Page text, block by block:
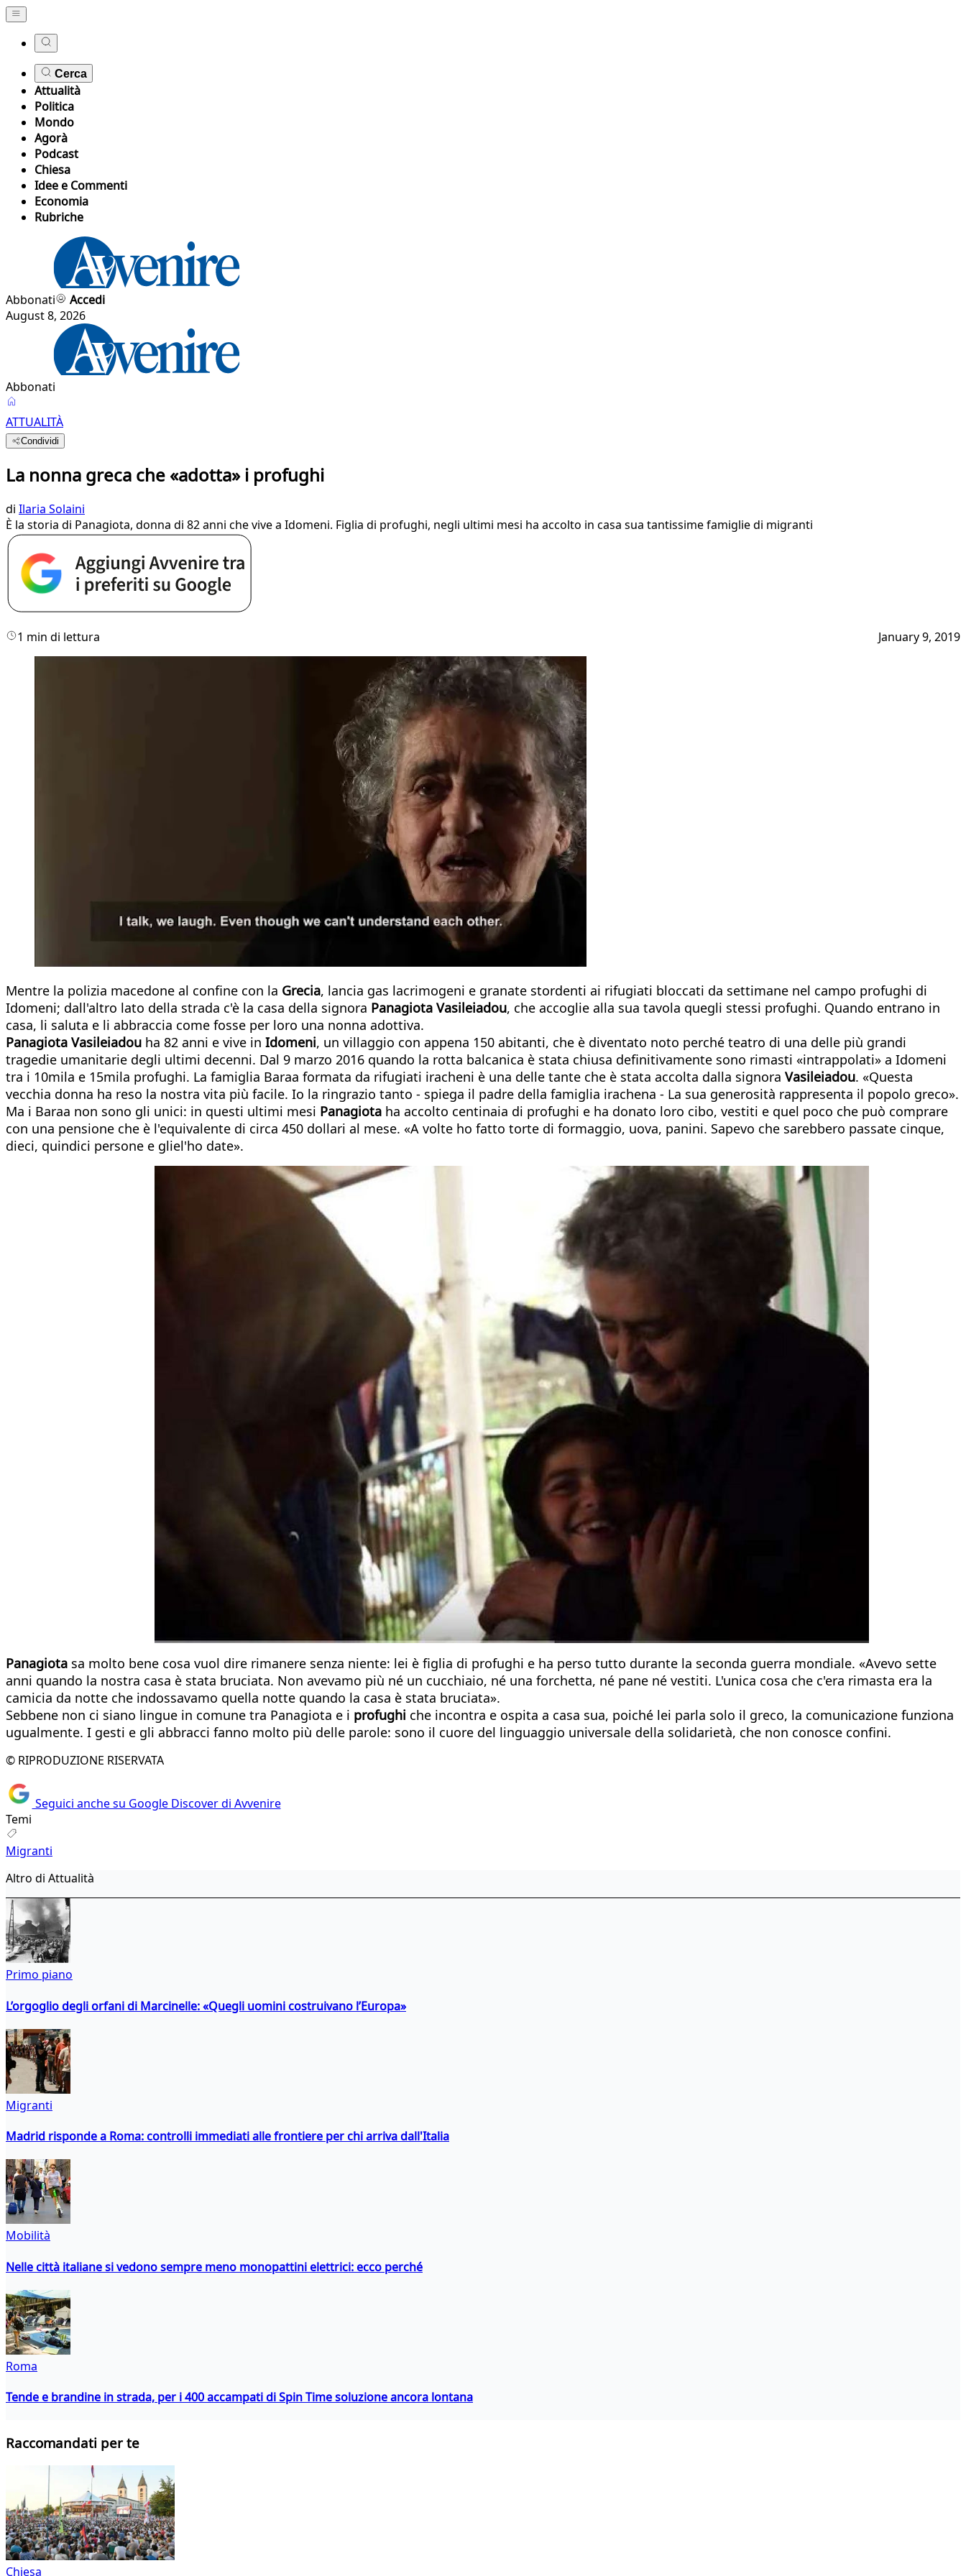
Cerca
Attualità
Politica
Mondo
Agorà
Podcast
Chiesa
Idee e Commenti
Economia
Rubriche
Abbonati
Accedi
August 8, 2026
Abbonati
ATTUALITÀ
Condividi
La nonna greca che «adotta» i profughi
di Ilaria Solaini
È la storia di Panagiota, donna di 82 anni che vive a Idomeni. Figlia di profughi, negli ultimi mesi ha accolto in casa sua tantissime famiglie di migranti
1 min di lettura January 9, 2019
Mentre la polizia macedone al confine con la Grecia, lancia gas lacrimogeni e granate stordenti ai rifugiati bloccati da settimane nel campo profughi di
Idomeni; dall'altro lato della strada c'è la casa della signora Panagiota Vasileiadou, che accoglie alla sua tavola quegli stessi profughi. Quando entrano in
casa, li saluta e li abbraccia come fosse per loro una nonna adottiva.
Panagiota Vasileiadou ha 82 anni e vive in Idomeni, un villaggio con appena 150 abitanti, che è diventato noto perché teatro di una delle più grandi
tragedie umanitarie degli ultimi decenni. Dal 9 marzo 2016 quando la rotta balcanica è stata chiusa definitivamente sono rimasti «intrappolati» a Idomeni
tra i 10mila e 15mila profughi. La famiglia Baraa formata da rifugiati iracheni è una delle tante che è stata accolta dalla signora Vasileiadou. «Questa
vecchia donna ha reso la nostra vita più facile. Io la ringrazio tanto - spiega il padre della famiglia irachena - La sua generosità rappresenta il popolo greco».
Ma i Baraa non sono gli unici: in questi ultimi mesi Panagiota ha accolto centinaia di profughi e ha donato loro cibo, vestiti e quel poco che può comprare
con una pensione che è l'equivalente di circa 450 dollari al mese. «A volte ho fatto torte di formaggio, uova, panini. Sapevo che sarebbero passate cinque,
dieci, quindici persone e gliel'ho date».
Panagiota sa molto bene cosa vuol dire rimanere senza niente: lei è figlia di profughi e ha perso tutto durante la seconda guerra mondiale. «Avevo sette
anni quando la nostra casa è stata bruciata. Non avevamo più né un cucchiaio, né una forchetta, né pane né vestiti. L'unica cosa che c'era rimasta era la
camicia da notte che indossavamo quella notte quando la casa è stata bruciata».
Sebbene non ci siano lingue in comune tra Panagiota e i profughi che incontra e ospita a casa sua, poiché lei parla solo il greco, la comunicazione funziona
ugualmente. I gesti e gli abbracci fanno molto più delle parole: sono il cuore del linguaggio universale della solidarietà, che non conosce confini.
© RIPRODUZIONE RISERVATA
Seguici anche su Google Discover di Avvenire
Temi
Migranti
Altro di Attualità
Primo piano
L’orgoglio degli orfani di Marcinelle: «Quegli uomini costruivano l’Europa»
Migranti
Madrid risponde a Roma: controlli immediati alle frontiere per chi arriva dall'Italia
Mobilità
Nelle città italiane si vedono sempre meno monopattini elettrici: ecco perché
Roma
Tende e brandine in strada, per i 400 accampati di Spin Time soluzione ancora lontana
Raccomandati per te
Chiesa